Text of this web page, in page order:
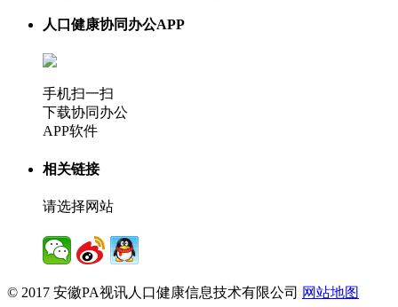
人口健康协同办公APP
手机扫一扫
下载协同办公
APP软件
相关链接
请选择网站
© 2017 安徽PA视讯人口健康信息技术有限公司 网站地图